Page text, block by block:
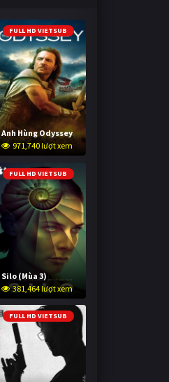
FULL HD VIETSUB
Anh Hùng Odyssey
971,740 lượt xem
FULL HD VIETSUB
Silo (Mùa 3)
381,464 lượt xem
FULL HD VIETSUB